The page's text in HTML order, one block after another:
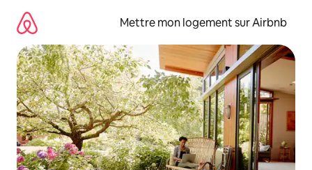
directement
contenu
Mettre mon logement sur Airbnb